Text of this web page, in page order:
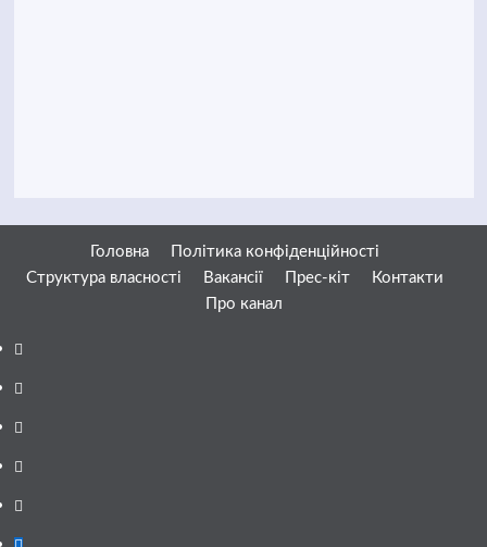
Головна
Політика конфіденційності
Структура власності
Вакансії Прес-кіт
Контакти
Про канал
Facebook
YouTube
Telegram
Instagram
Twitter